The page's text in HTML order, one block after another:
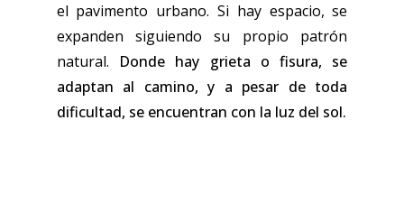
el pavimento urbano. Si hay espacio, se
expanden siguiendo su propio patrón
natural. Donde hay grieta o fisura, se
adaptan al camino, y a pesar de toda
dificultad, se encuentran con la luz del sol.